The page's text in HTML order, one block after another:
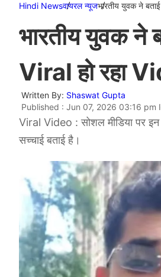
Hindi Newsवायरल न्‍यूजभारतीय युवक ने
भारतीय युवक ने
Viral हो रहा
Written By: Shaswat Gupta
Published : Jun 07, 2026 03:16
Viral Video : सोशल मीडिया पर इन
सच्चाई बताई है।